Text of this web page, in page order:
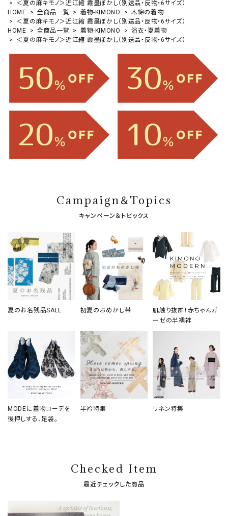
＜夏の麻キモノ＞近江縮 霞墨ぼかし（別送品・反物・6サイズ）
HOME
全商品一覧 着物-KIMONO
木綿の着物
＜夏の麻キモノ＞近江縮 霞墨ぼかし（別送品・反物・6サイズ）
HOME
全商品一覧 着物-KIMONO
浴衣・夏着物
＜夏の麻キモノ＞近江縮 霞墨ぼかし（別送品・反物・6サイズ）
Campaign＆Topics
キャンペーン＆トピックス
夏のお名残品SALE 初夏のおめかし帯
肌触り抜群！赤ちゃんガ
ーゼの半襦袢
MODEに着物コーデを
後押しする、足袋。
半衿特集 リネン特集
Checked Item
最近チェックした商品